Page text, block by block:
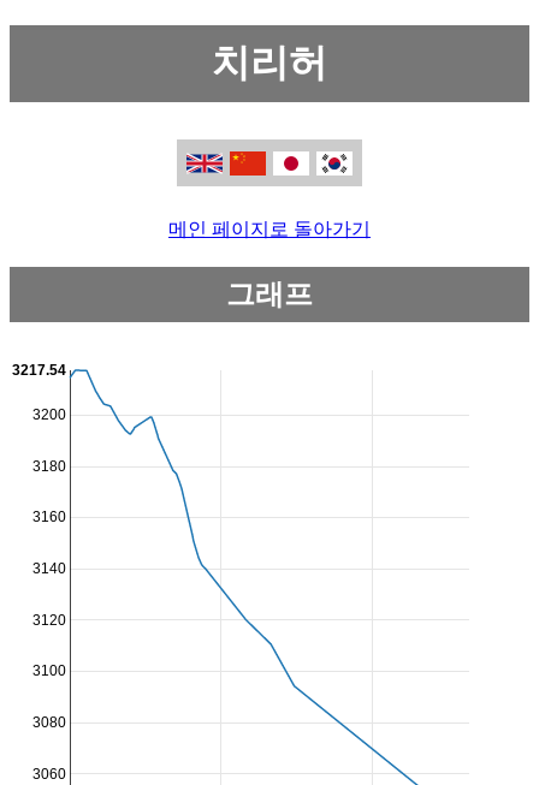
치리허
메인 페이지로 돌아가기
그래프
3060
3080
3100
3120
3140
3160
3180
3200
3217.54